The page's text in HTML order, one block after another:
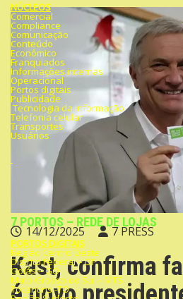
14/12/2025 7 PRESS
Kast, confirma
NÚCLEOS
Comercial
Compliance
Comunicação
Conteúdo
Econômico
Franquiados
Informações internas
Operacional
Portos digitais
Publicidade
Tecnologia da informação
Telefonia celular
Transportes
Usuários
7 PORTOS – REDE DE LOJAS
PORTOS DIGITAIS
Região Centro Oeste
Distrito Federal – DF
Goiás – GO
Mato Grosso do Sul – MTS
Tocantins -TO